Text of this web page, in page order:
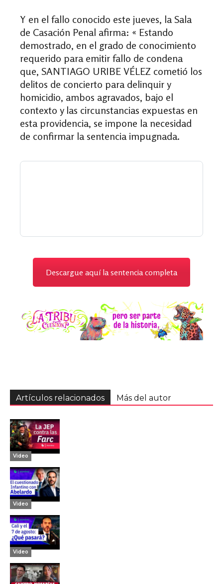
Y en el fallo conocido este jueves, la Sala
de Casación Penal afirma: « Estando
demostrado, en el grado de conocimiento
requerido para emitir fallo de condena
que, SANTIAGO URIBE VÉLEZ cometió los
delitos de concierto para delinquir y
homicidio, ambos agravados, bajo el
contexto y las circunstancias expuestas en
esta providencia, se impone la necesidad
de confirmar la sentencia impugnada.
Descargue aquí la sentencia completa
Artículos relacionados Más del autor
Video
Video
Video